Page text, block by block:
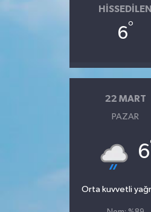
HISSEDILEN
6°
22 MART
PAZAR
6
Orta kuvvetli